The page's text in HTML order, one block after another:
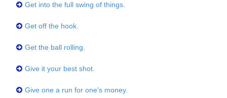
Get into the full swing of things.
Get off the hook.
Get the ball rolling.
Give it your best shot.
Give one a run for one's money.